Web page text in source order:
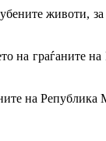
животи,
на граѓаните
на